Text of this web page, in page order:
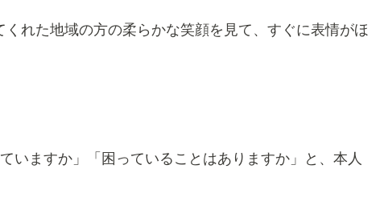
れた地域の方の柔らかな笑顔を見て、すぐに表情がほ
いますか」「困っていることはありますか」と、本人